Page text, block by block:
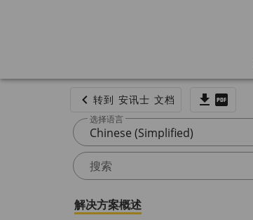
转到 安讯士 文档
选择语言
Chinese (Simplified)
搜索
解决方案概述